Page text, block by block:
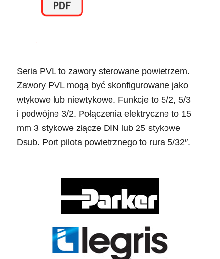
Seria PVL to zawory sterowane powietrzem.
Zawory PVL mogą być skonfigurowane jako
wtykowe lub niewtykowe. Funkcje to 5/2, 5/3
i podwójne 3/2. Połączenia elektryczne to 15
mm 3-stykowe złącze DIN lub 25-stykowe
Dsub. Port pilota powietrznego to rura 5/32″.